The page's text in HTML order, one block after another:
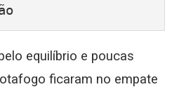
equilíbrio e poucas
ficaram no empate